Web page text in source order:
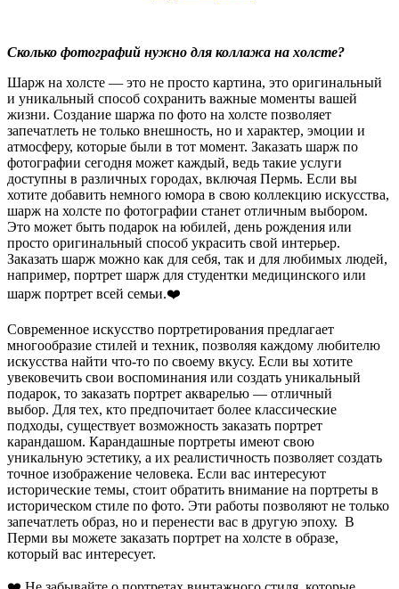
Сколько фотографий нужно для коллажа на холсте?
Шарж на холсте — это не просто картина, это оригинальный
и уникальный способ сохранить важные моменты вашей
жизни. Создание шаржа по фото на холсте позволяет
запечатлеть не только внешность, но и характер, эмоции и
атмосферу, которые были в тот момент. Заказать шарж по
фотографии сегодня может каждый, ведь такие услуги
доступны в различных городах, включая Пермь. Если вы
хотите добавить немного юмора в свою коллекцию искусства,
шарж на холсте по фотографии станет отличным выбором.
Это может быть подарок на юбилей, день рождения или
просто оригинальный способ украсить свой интерьер.
Заказать шарж можно как для себя, так и для любимых людей,
например, портрет шарж для студентки медицинского или
шарж портрет всей семьи.❤️
Современное искусство портретирования предлагает
многообразие стилей и техник, позволяя каждому любителю
искусства найти что-то по своему вкусу. Если вы хотите
увековечить свои воспоминания или создать уникальный
подарок, то заказать портрет акварелью — отличный
выбор. Для тех, кто предпочитает более классические
подходы, существует возможность заказать портрет
карандашом. Карандашные портреты имеют свою
уникальную эстетику, а их реалистичность позволяет создать
точное изображение человека. Если вас интересуют
исторические темы, стоит обратить внимание на портреты в
историческом стиле по фото. Эти работы позволяют не только
запечатлеть образ, но и перенести вас в другую эпоху. В
Перми вы можете заказать портрет на холсте в образе,
который вас интересует.